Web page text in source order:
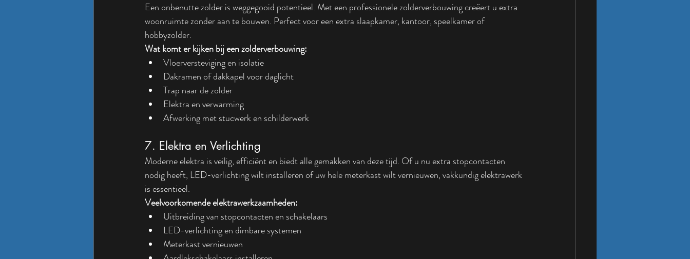
Een onbenutte zolder is weggegooid potentieel. Met een professionele zolderverbouwing creëert u extra
woonruimte zonder aan te bouwen. Perfect voor een extra slaapkamer, kantoor, speelkamer of
hobbyzolder.
Wat komt er kijken bij een zolderverbouwing:
Vloerversteviging en isolatie
Dakramen of dakkapel voor daglicht
Trap naar de zolder
Elektra en verwarming
Afwerking met stucwerk en schilderwerk
7. Elektra en Verlichting
Moderne elektra is veilig, efficiënt en biedt alle gemakken van deze tijd. Of u nu extra stopcontacten
nodig heeft, LED-verlichting wilt installeren of uw hele meterkast wilt vernieuwen, vakkundig elektrawerk
is essentieel.
Veelvoorkomende elektrawerkzaamheden:
Uitbreiding van stopcontacten en schakelaars
LED-verlichting en dimbare systemen
Meterkast vernieuwen